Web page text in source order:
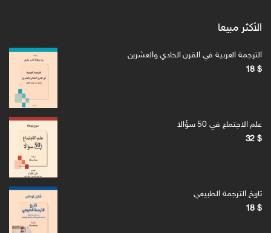
الأكثر مبيعا
الترجمة العربية في القرن الحادي والعشرين
18$
علم الاجتماع في 50 سؤالا
32$
تاريخ الترجمة الطبيعي
18$